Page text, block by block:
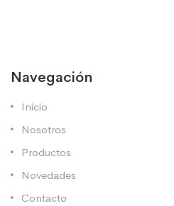
Navegación
Inicio
Nosotros
Productos
Novedades
Contacto